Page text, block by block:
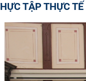
TẬP THỰC